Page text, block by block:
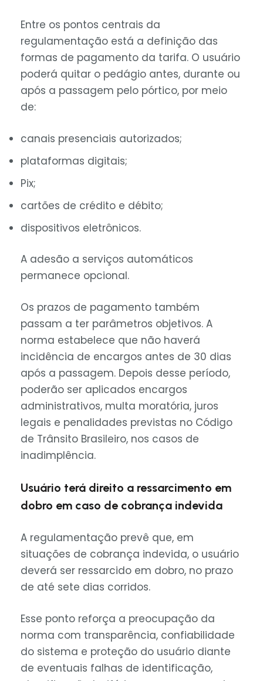
Entre os pontos centrais da
regulamentação está a definição das
formas de pagamento da tarifa. O usuário
poderá quitar o pedágio antes, durante ou
após a passagem pelo pórtico, por meio
de:
canais presenciais autorizados;
plataformas digitais;
Pix;
cartões de crédito e débito;
dispositivos eletrônicos.
A adesão a serviços automáticos
permanece opcional.
Os prazos de pagamento também
passam a ter parâmetros objetivos. A
norma estabelece que não haverá
incidência de encargos antes de 30 dias
após a passagem. Depois desse período,
poderão ser aplicados encargos
administrativos, multa moratória, juros
legais e penalidades previstas no Código
de Trânsito Brasileiro, nos casos de
inadimplência.
Usuário terá direito a ressarcimento em
dobro em caso de cobrança indevida
A regulamentação prevê que, em
situações de cobrança indevida, o usuário
deverá ser ressarcido em dobro, no prazo
de até sete dias corridos.
Esse ponto reforça a preocupação da
norma com transparência, confiabilidade
do sistema e proteção do usuário diante
de eventuais falhas de identificação,